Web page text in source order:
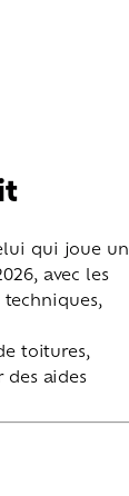
qui joue un
avec les
toitures,
des aides